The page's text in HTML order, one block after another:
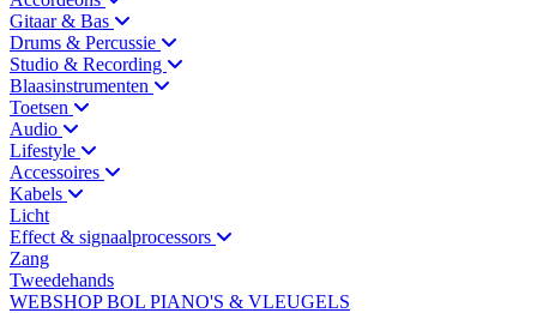
Gitaar & Bas
Drums & Percussie
Studio & Recording
Blaasinstrumenten
Toetsen
Audio
Lifestyle
Accessoires
Kabels
Licht
Effect & signaalprocessors
Zang
Tweedehands
WEBSHOP BOL PIANO'S & VLEUGELS